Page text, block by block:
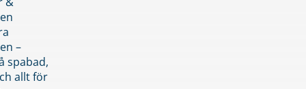
–
spabad,
allt för